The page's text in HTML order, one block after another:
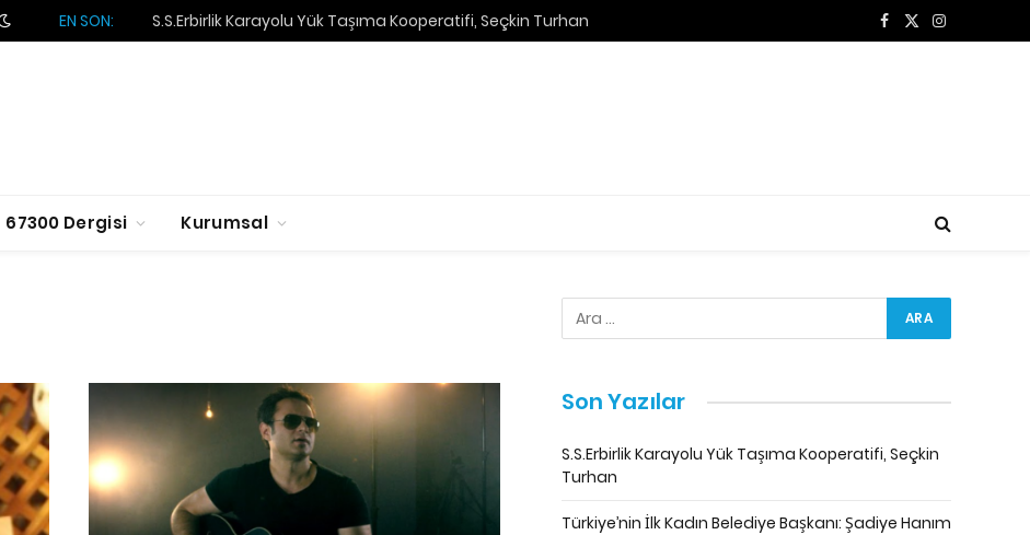
EN SON: S.S.Erbirlik Karayolu Yük Taşıma Kooperatifi, Seçkin Turhan Facebook
X
Instagram
67300 Dergisi Kurumsal
Son Yazılar
S.S.Erbirlik Karayolu Yük Taşıma Kooperatifi, Seçkin
Turhan
Türkiye’nin İlk Kadın Belediye Başkanı: Şadiye Hanım